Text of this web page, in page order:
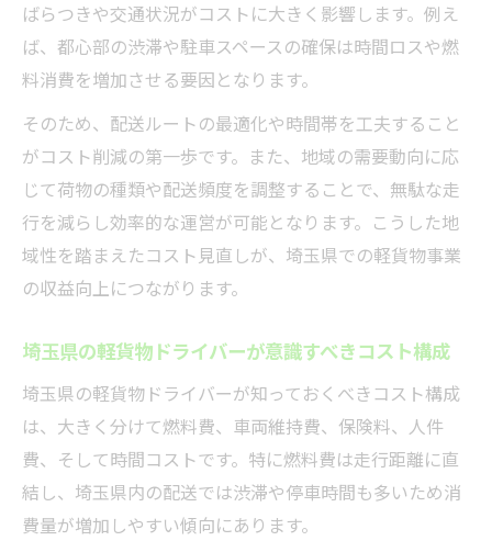
料金表エクセル見本でコスト管理を徹底
運賃表を活用した埼玉の軽貨物経費削減策
方法
軽貨物料金表見本を活用した経費削減のコ
ツ
黒ナンバー運賃料金表で抑えるべきポイン
ト
距離別料金で軽貨物コストを最適化する考
え方
ガソリン代を抑えて儲かる軽貨物の秘訣
軽貨物ドライバーが実践する燃料費節約術
ガソリン代の平均とコスト削減の具体策
軽貨物収益を左右する運行ルート最適化法
ばらつきや交通状況がコストに大きく影響します。例え
ば、都心部の渋滞や駐車スペースの確保は時間ロスや燃
料消費を増加させる要因となります。
そのため、配送ルートの最適化や時間帯を工夫すること
がコスト削減の第一歩です。また、地域の需要動向に応
じて荷物の種類や配送頻度を調整することで、無駄な走
行を減らし効率的な運営が可能となります。こうした地
域性を踏まえたコスト見直しが、埼玉県での軽貨物事業
の収益向上につながります。
埼玉県の軽貨物ドライバーが意識すべきコスト構成
埼玉県の軽貨物ドライバーが知っておくべきコスト構成
は、大きく分けて燃料費、車両維持費、保険料、人件
費、そして時間コストです。特に燃料費は走行距離に直
結し、埼玉県内の配送では渋滞や停車時間も多いため消
費量が増加しやすい傾向にあります。